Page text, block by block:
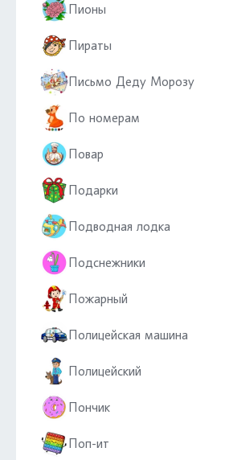
Пионы
Пираты
Письмо Деду Морозу
По номерам
Повар
Подарки
Подводная лодка
Подснежники
Пожарный
Полицейская машина
Полицейский
Пончик
Поп-ит